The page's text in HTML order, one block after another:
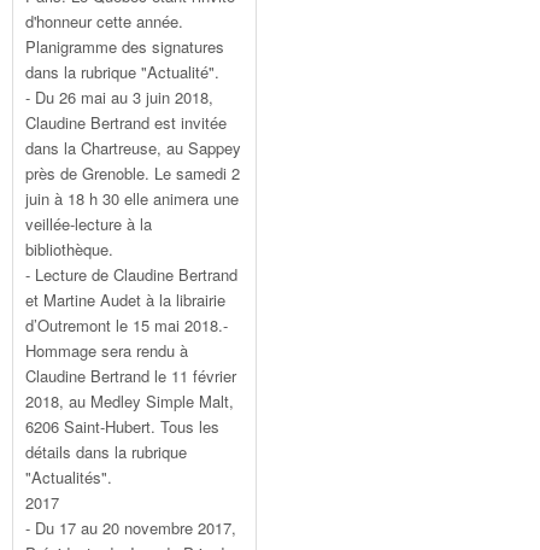
d'honneur cette année.
Planigramme des signatures
dans la rubrique "Actualité".
- Du 26 mai au 3 juin 2018,
Claudine Bertrand est invitée
dans la Chartreuse, au Sappey
près de Grenoble. Le samedi 2
juin à 18 h 30 elle animera une
veillée-lecture à la
bibliothèque.
- Lecture de Claudine Bertrand
et Martine Audet à la librairie
d’Outremont le 15 mai 2018.-
Hommage sera rendu à
Claudine Bertrand le 11 février
2018, au Medley Simple Malt,
6206 Saint-Hubert. Tous les
détails dans la rubrique
"Actualités".
2017
- Du 17 au 20 novembre 2017,